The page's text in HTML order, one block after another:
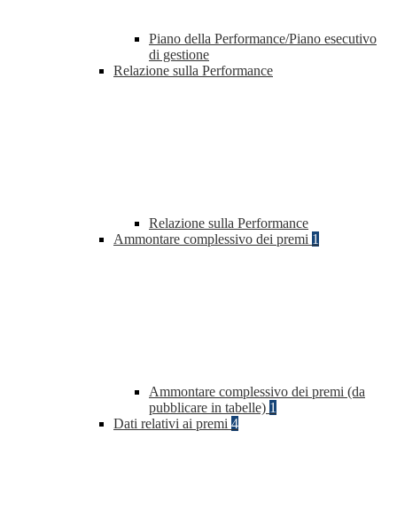
Piano della Performance/Piano esecutivo
di gestione
Relazione sulla Performance
Relazione sulla Performance
Ammontare complessivo dei premi 1
Ammontare complessivo dei premi (da
pubblicare in tabelle) 1
Dati relativi ai premi 4